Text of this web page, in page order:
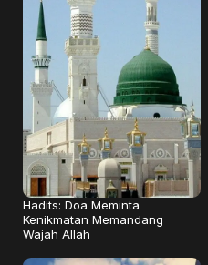
Hadits: Doa Meminta
Kenikmatan Memandang
Wajah Allah